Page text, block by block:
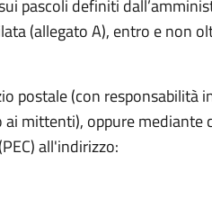
pascoli definiti
(allegato A), entro e non
postale (con responsabilità
mittenti), oppure mediante
all'indirizzo: